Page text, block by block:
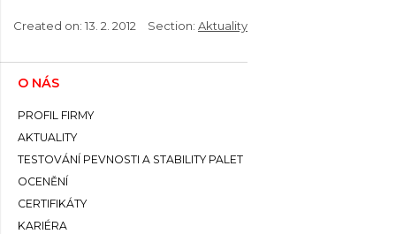
Created on: 13. 2. 2012 Section: Aktuality
O NÁS
PROFIL FIRMY
AKTUALITY
TESTOVÁNÍ PEVNOSTI A STABILITY PALET
OCENĚNÍ
CERTIFIKÁTY
KARIÉRA